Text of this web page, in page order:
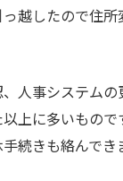
越したので住
人事システム
上に多いもの
続きも絡んでき